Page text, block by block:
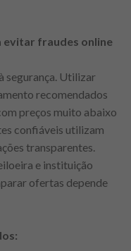
evitar fraudes online
segurança. Utilizar
recomendados
preços muito abaixo
confiáveis utilizam
transparentes.
e instituição
ofertas depende